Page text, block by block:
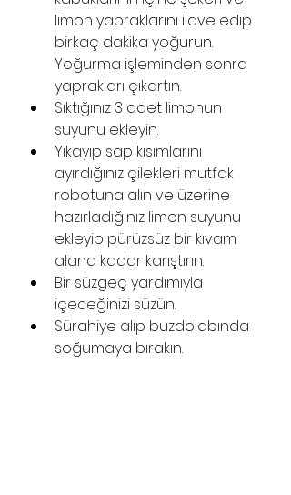
limon yapraklarını ilave edip
birkaç dakika yoğurun.
Yoğurma işleminden sonra
yaprakları çıkartın.
Sıktığınız 3 adet limonun
suyunu ekleyin.
Yıkayıp sap kısımlarını
ayırdığınız çilekleri mutfak
robotuna alın ve üzerine
hazırladığınız limon suyunu
ekleyip pürüzsüz bir kıvam
alana kadar karıştırın.
Bir süzgeç yardımıyla
içeceğinizi süzün.
Sürahiye alıp buzdolabında
soğumaya bırakın.